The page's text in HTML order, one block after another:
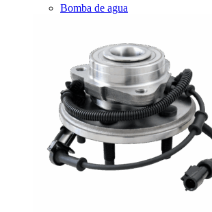
Bomba de agua